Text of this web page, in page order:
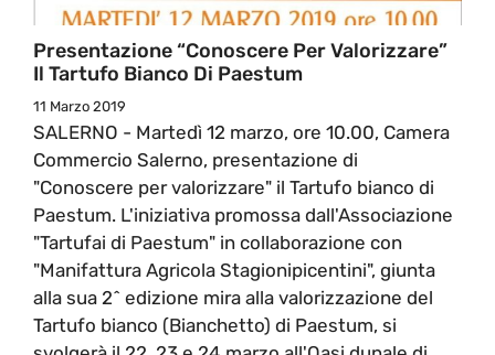
Presentazione “Conoscere Per Valorizzare”
Il Tartufo Bianco Di Paestum
11 Marzo 2019
SALERNO - Martedì 12 marzo, ore 10.00, Camera
Commercio Salerno, presentazione di
"Conoscere per valorizzare" il Tartufo bianco di
Paestum. L'iniziativa promossa dall'Associazione
"Tartufai di Paestum" in collaborazione con
"Manifattura Agricola Stagionipicentini", giunta
alla sua 2^ edizione mira alla valorizzazione del
Tartufo bianco (Bianchetto) di Paestum, si